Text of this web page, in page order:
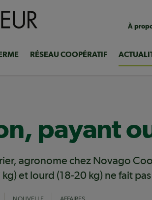
À
RÉSEAU COOPÉRATIF
payant
agronome chez Novago
et lourd (18-20 kg) ne fait
NOUVELLE AFFAIRES